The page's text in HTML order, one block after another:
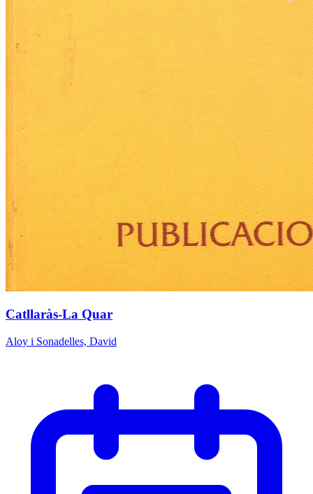
Catllaràs-La Quar
Aloy i Sonadelles, David